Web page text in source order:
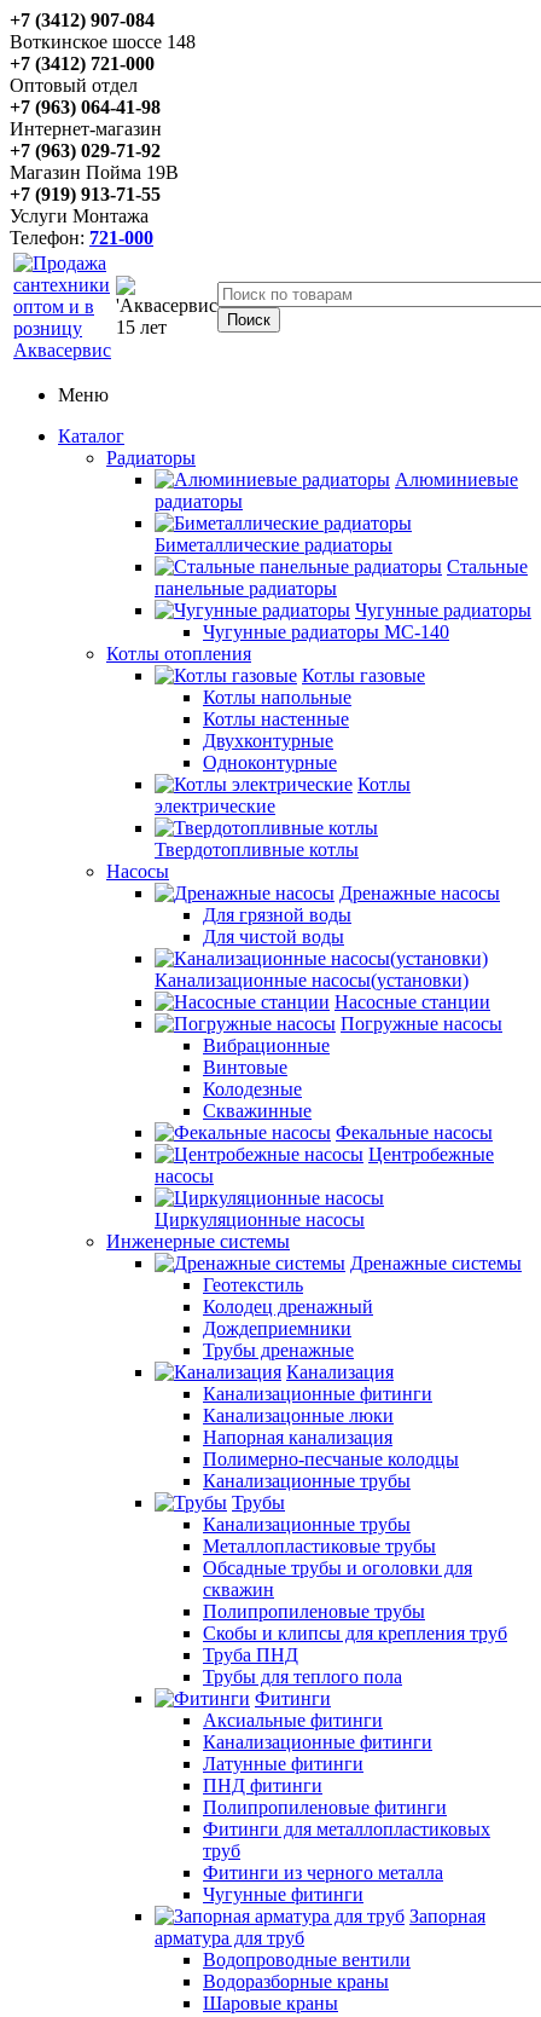
+7 (3412) 907-084
Воткинское шоссе 148
+7 (3412) 721-000
Оптовый отдел
+7 (963) 064-41-98
Интернет-магазин
+7 (963) 029-71-92
Магазин Пойма 19В
+7 (919) 913-71-55
Услуги Монтажа
Телефон: 721-000
Меню
Каталог
Радиаторы
Алюминиевые
радиаторы
Биметаллические радиаторы
Стальные
панельные радиаторы
Чугунные радиаторы
Чугунные радиаторы МС-140
Котлы отопления
Котлы газовые
Котлы напольные
Котлы настенные
Двухконтурные
Одноконтурные
Котлы
электрические
Твердотопливные котлы
Насосы
Дренажные насосы
Для грязной воды
Для чистой воды
Канализационные насосы(установки)
Насосные станции
Погружные насосы
Вибрационные
Винтовые
Колодезные
Скважинные
Фекальные насосы
Центробежные
насосы
Циркуляционные насосы
Инженерные системы
Дренажные системы
Геотекстиль
Колодец дренажный
Дождеприемники
Трубы дренажные
Канализация
Канализационные фитинги
Канализацонные люки
Напорная канализация
Полимерно-песчаные колодцы
Канализационные трубы
Трубы
Канализационные трубы
Металлопластиковые трубы
Обсадные трубы и оголовки для
скважин
Полипропиленовые трубы
Скобы и клипсы для крепления труб
Труба ПНД
Трубы для теплого пола
Фитинги
Аксиальные фитинги
Канализационные фитинги
Латунные фитинги
ПНД фитинги
Полипропиленовые фитинги
Фитинги для металлопластиковых
труб
Фитинги из черного металла
Чугунные фитинги
Запорная
арматура для труб
Водопроводные вентили
Водоразборные краны
Шаровые краны